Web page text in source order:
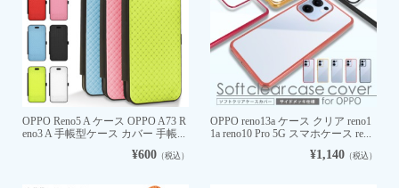
OPPO Reno5 A ケース OPPO A73 R
eno3 A 手帳型ケース カバー 手帳...
¥600（税込）
OPPO reno13a ケース クリア reno1
1a reno10 Pro 5G スマホケース re...
¥1,140 （税込）